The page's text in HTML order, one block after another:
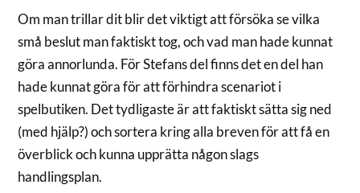
Om man trillar dit blir det viktigt att försöka se vilka
små beslut man faktiskt tog, och vad man hade kunnat
göra annorlunda. För Stefans del finns det en del han
hade kunnat göra för att förhindra scenariot i
spelbutiken. Det tydligaste är att faktiskt sätta sig ned
(med hjälp?) och sortera kring alla breven för att få en
överblick och kunna upprätta någon slags
handlingsplan.